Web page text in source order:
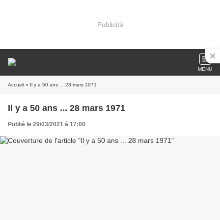
Publicité
MENU
Accueil » Il y a 50 ans ... 28 mars 1971
Il y a 50 ans ... 28 mars 1971
Publié le 29/03/2021 à 17:00